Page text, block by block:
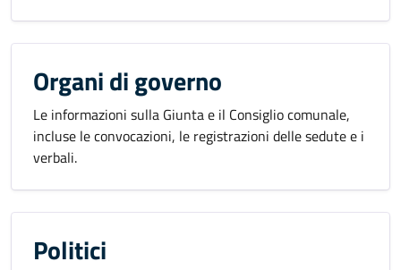
Organi di governo
Le informazioni sulla Giunta e il Consiglio comunale,
incluse le convocazioni, le registrazioni delle sedute e i
verbali.
Politici